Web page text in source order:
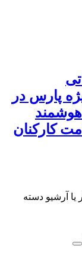
پارس در
هوشمند
کارکنان
آرشیو دسته